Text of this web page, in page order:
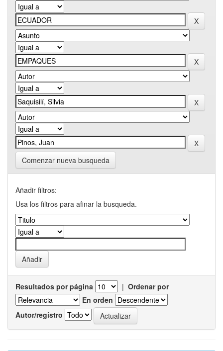
Comenzar nueva busqueda
Añadir filtros:
Usa los filtros para afinar la busqueda.
Resultados por página | Ordenar por
En orden
Autor/registro